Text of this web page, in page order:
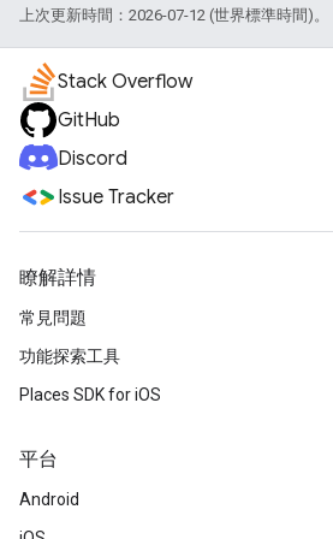
上次更新時間：2026-07-12 (世界標準時間)。
Stack Overflow
GitHub
Discord
Issue Tracker
瞭解詳情
常見問題
功能探索工具
Places SDK for iOS
平台
Android